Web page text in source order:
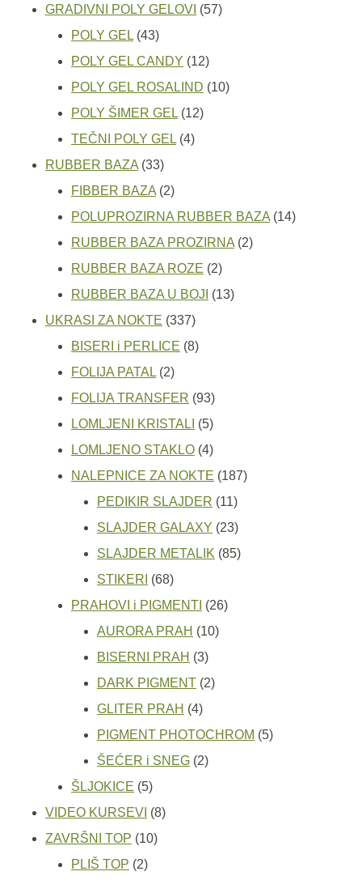
proizvoda
GRADIVNI POLY GELOVI 5757
POLY GEL 4343
proizvoda
POLY GEL CANDY 1212
proizvoda
POLY GEL ROSALIND 1010
POLY ŠIMER GEL 1212
TEČNI POLY GEL 44
RUBBER BAZA 3333
proizvoda
FIBBER BAZA 22
proizvoda
POLUPROZIRNA RUBBER BAZA 1414
RUBBER BAZA PROZIRNA 22
RUBBER BAZA ROZE 22
proizvoda
RUBBER BAZA U BOJI 1313
UKRASI ZA NOKTE 337337
proizvoda
BISERI i PERLICE 88
FOLIJA PATAL 22
proizvoda
FOLIJA TRANSFER 9393
proizvoda
LOMLJENI KRISTALI 55
proizvoda
LOMLJENO STAKLO 44
proizvoda
NALEPNICE ZA NOKTE 187187
PEDIKIR SLAJDER 1111
proizvoda
SLAJDER GALAXY 2323
proizvoda
SLAJDER METALIK 8585
STIKERI 6868
proizvoda
PRAHOVI i PIGMENTI 2626
AURORA PRAH 1010
BISERNI PRAH 33
proizvoda
DARK PIGMENT 22
GLITER PRAH 44
proizvoda
PIGMENT PHOTOCHROM 55
ŠEĆER i SNEG 22
ŠLJOKICE 55
proizvoda
VIDEO KURSEVI 88
ZAVRŠNI TOP 1010
PLIŠ TOP 22